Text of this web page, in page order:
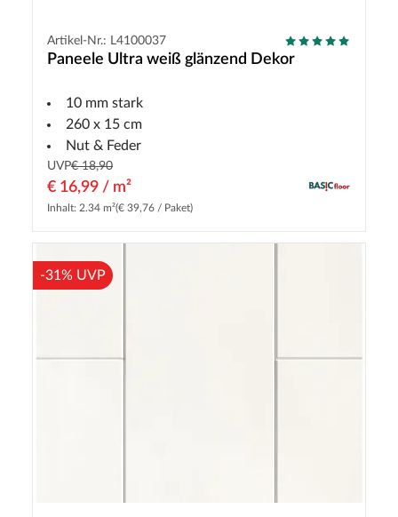
Artikel-Nr.: L4100037
Paneele Ultra weiß glänzend Dekor
10 mm stark
260 x 15 cm
Nut & Feder
UVP€ 18,90
€ 16,99 / m²
Inhalt: 2.34 m²(€ 39,76 / Paket)
-31% UVP